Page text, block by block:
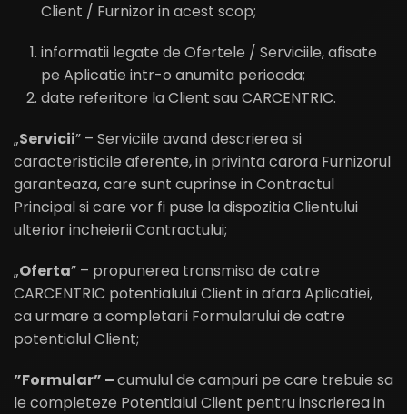
Client / Furnizor in acest scop;
informatii legate de Ofertele / Serviciile, afisate
pe Aplicatie intr-o anumita perioada;
date referitore la Client sau CARCENTRIC.
„Servicii” – Serviciile avand descrierea si
caracteristicile aferente, in privinta carora Furnizorul
garanteaza, care sunt cuprinse in Contractul
Principal si care vor fi puse la dispozitia Clientului
ulterior incheierii Contractului;
„Oferta” – propunerea transmisa de catre
CARCENTRIC potentialului Client in afara Aplicatiei,
ca urmare a completarii Formularului de catre
potentialul Client;
”Formular” –cumulul de campuri pe care trebuie sa
le completeze Potentialul Client pentru inscrierea in